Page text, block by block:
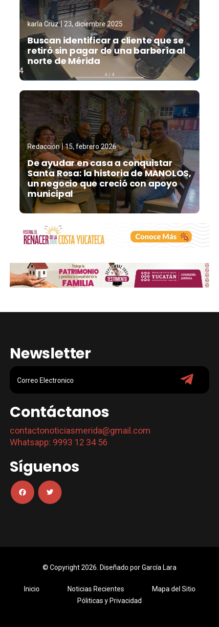
karla Cruz 23, diciembre 2025
Buscan identificar a cliente que se
retiró sin pagar de una barbería al
norte de Mérida
Redacción 15, febrero 2026
De ayudar en casa a conquistar
Santa Rosa: la historia de MANOLOS,
un negocio que creció con apoyo
municipal
Newsletter
Contáctanos
contactonoticiasmerida@gmail.com
Whatsapp: 9993 12 34 56
Síguenos
© Copyright 2026. Diseñado porGarcía Lara
Inicio Noticias Recientes
Mapa del Sitio
Póliticas y Privacidad